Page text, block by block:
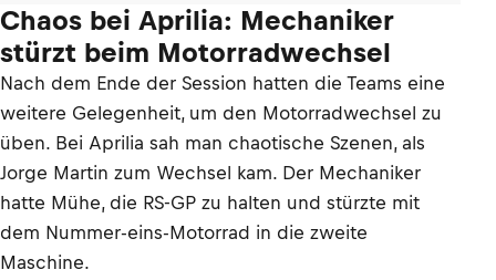
Chaos bei Aprilia: Mechaniker
stürzt beim Motorradwechsel
Nach dem Ende der Session hatten die Teams eine
weitere Gelegenheit, um den Motorradwechsel zu
üben. Bei Aprilia sah man chaotische Szenen, als
Jorge Martin zum Wechsel kam. Der Mechaniker
hatte Mühe, die RS-GP zu halten und stürzte mit
dem Nummer-eins-Motorrad in die zweite
Maschine.